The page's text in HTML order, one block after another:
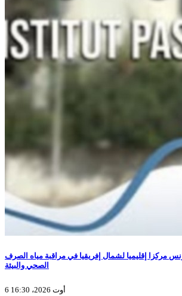
مركزا إقليميا لشمال إفريقيا في مراقبة مياه الصرف
الصحي والبيئة
6 أوت 2026، 16:30